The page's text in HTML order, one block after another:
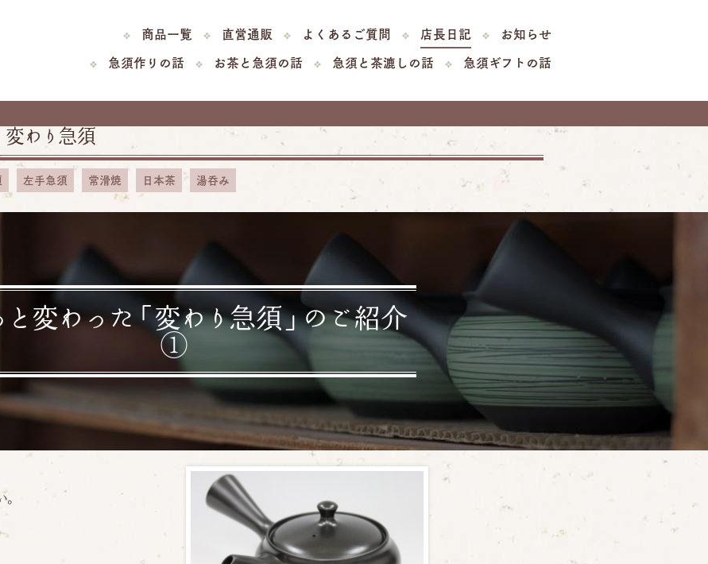
急須作りの話 お茶と急須の話 急須と茶漉しの話 急須ギフトの話
商品一覧 直営通販 よくあるご質問 店長日記 お知らせ
変わり急須
左手急須 常滑焼 日本茶 湯呑み
と変わった「変わり急須」のご紹介
①